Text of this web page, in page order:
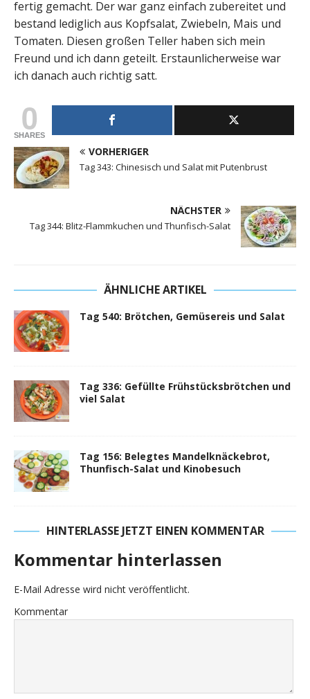
fertig gemacht. Der war ganz einfach zubereitet und
bestand lediglich aus Kopfsalat, Zwiebeln, Mais und
Tomaten. Diesen großen Teller haben sich mein
Freund und ich dann geteilt. Erstaunlicherweise war
ich danach auch richtig satt.
0
SHARES
VORHERIGER
Tag 343: Chinesisch und Salat mit Putenbrust
NÄCHSTER
Tag 344: Blitz-Flammkuchen und Thunfisch-Salat
ÄHNLICHE ARTIKEL
Tag 540: Brötchen, Gemüsereis und Salat
Tag 336: Gefüllte Frühstücksbrötchen und
viel Salat
Tag 156: Belegtes Mandelknäckebrot,
Thunfisch-Salat und Kinobesuch
HINTERLASSE JETZT EINEN KOMMENTAR
Kommentar hinterlassen
E-Mail Adresse wird nicht veröffentlicht.
Kommentar